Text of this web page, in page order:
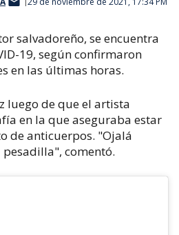
salvadoreño, se encuentra
19, según confirmaron
en las últimas horas.
luego de que el artista
en la que aseguraba estar
de anticuerpos. "Ojalá
comentó.